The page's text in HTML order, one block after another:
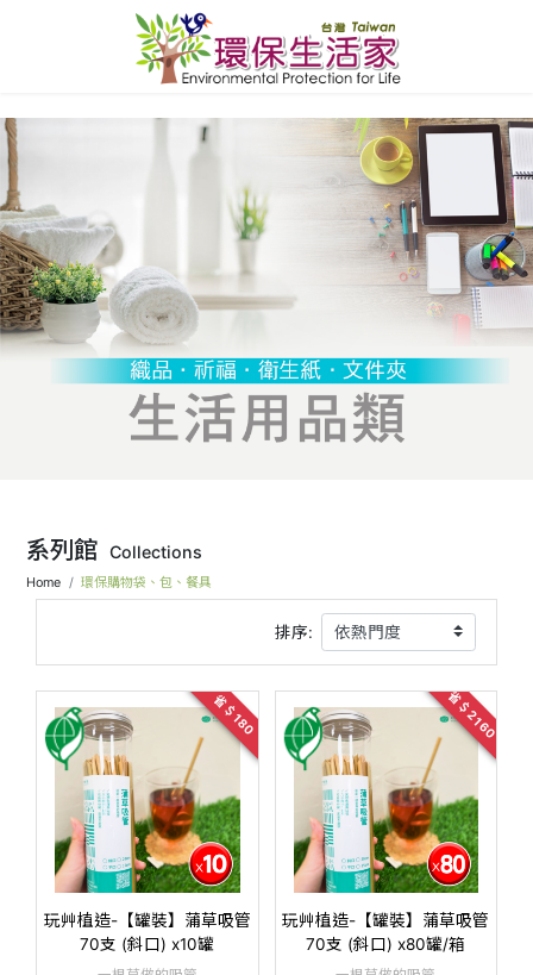
系列館 Collections
Home 環保購物袋、包、餐具
排序:
省＄180
玩艸植造-【罐裝】蒲草吸管
70支 (斜口) x10罐
省＄2160
玩艸植造-【罐裝】蒲草吸管
70支 (斜口) x80罐/箱